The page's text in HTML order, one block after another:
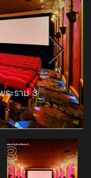
ระราม 3